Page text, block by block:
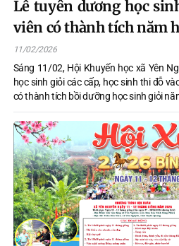
Lễ tuyên dương học
viên có thành tích năm
11/02/2026
Sáng 11/02, Hội Khuyến học xã Yên
học sinh giỏi các cấp, học sinh thi đỗ
có thành tích bồi dưỡng học sinh giỏi